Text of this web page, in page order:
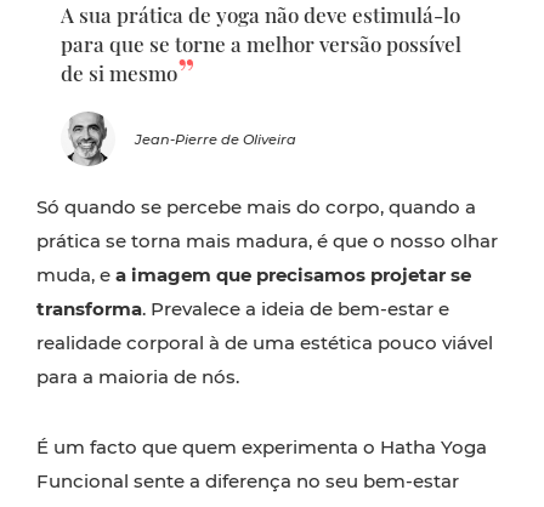
A sua prática de yoga não deve estimulá-lo
para que se torne a melhor versão possível
de si mesmo
Jean-Pierre de Oliveira
Só quando se percebe mais do corpo, quando a
prática se torna mais madura, é que o nosso olhar
muda, e a imagem que precisamos projetar se
transforma. Prevalece a ideia de bem-estar e
realidade corporal à de uma estética pouco viável
para a maioria de nós.
É um facto que quem experimenta o Hatha Yoga
Funcional sente a diferença no seu bem-estar